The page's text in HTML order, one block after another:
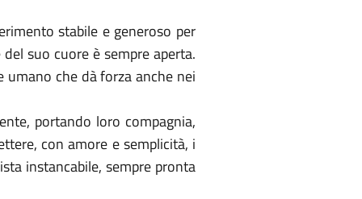
stabile e generoso per
suo cuore è sempre aperta.
umano che dà forza anche nei
portando loro compagnia,
con amore e semplicità, i
instancabile, sempre pronta